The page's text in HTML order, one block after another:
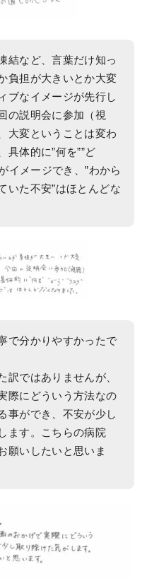
結など、言葉だけ知っ
負担が大きいとか大変
ブなイメージが先行し
の説明会に参加（視
大変ということは変わ
具体的に”何を””ど
イメージでき、”わから
いた不安”はほとんどな
で分かりやすかったで
訳ではありませんが、
際にどういう方法なの
事ができ、不安が少し
ます。こちらの病院
願いしたいと思いま